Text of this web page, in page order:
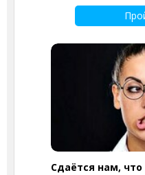
Сдаётся нам,